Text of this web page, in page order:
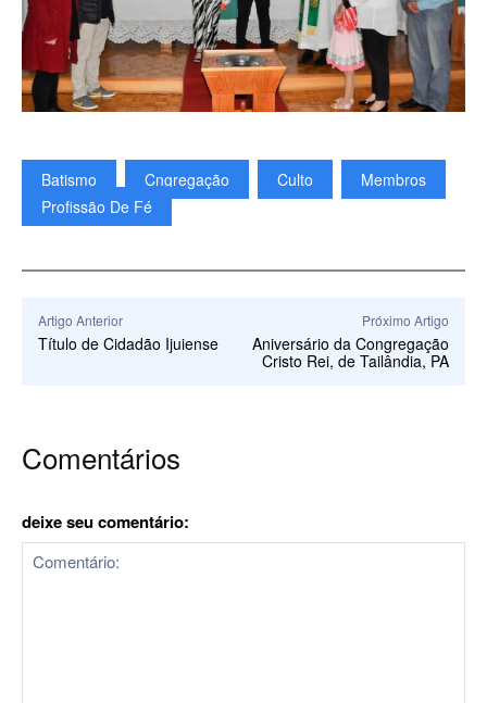
Batismo Cngregação Culto
Membros
Profissão De Fé
Artigo Anterior
Título de Cidadão Ijuiense
Próximo Artigo
Aniversário da Congregação
Cristo Rei, de Tailândia, PA
Comentários
deixe seu comentário: